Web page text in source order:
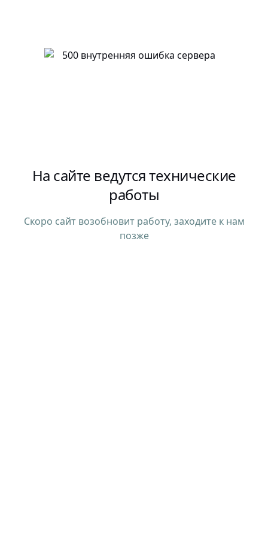
На сайте ведутся технические
работы
Скоро сайт возобновит работу, заходите к нам
позже